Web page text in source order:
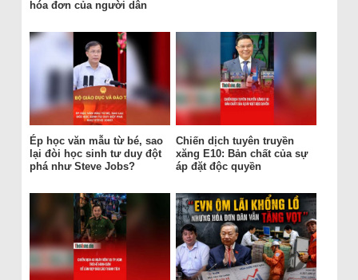
hóa đơn của người dân
Ép học văn mẫu từ bé, sao
lại đòi học sinh tư duy đột
phá như Steve Jobs?
Chiến dịch tuyên truyền
xăng E10: Bản chất của sự
áp đặt độc quyền